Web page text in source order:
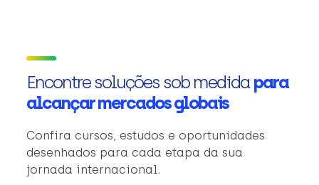
Encontre soluções sob medidapara
alcançar mercados globais
Confira cursos, estudos e oportunidades
desenhados para cada etapa da sua
jornada internacional.